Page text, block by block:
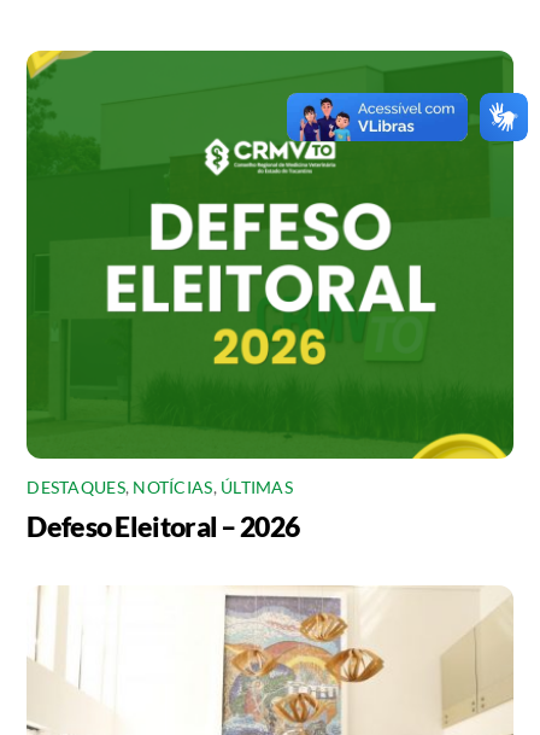
DESTAQUES, NOTÍCIAS, ÚLTIMAS
Defeso Eleitoral – 2026